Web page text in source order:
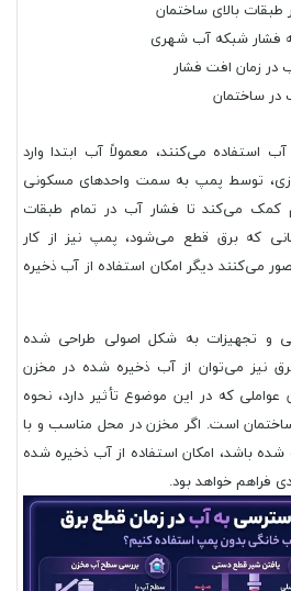
طبقات بالای ساختمان
فشار شبکه آب شهری
در زمان افت فشار
ساختمان
استفاده می‌کنند، معمولاً آب ابتدا وارد
توسط پمپ به سمت واحدهای مسکونی
می‌کند تا فشار آب در تمام طبقات
که برق قطع می‌شود، پمپ نیز از کار
می‌کنند دیگر امکان استفاده از آب ذخیره
و تجهیزات به شکل اصولی طراحی شده
نیز می‌توان از آب ذخیره شده در مخزن
که در این موضوع تأثیر دارد، نحوه
است. اگر مخزن در محل مناسب و با
باشد، امکان استفاده از آب ذخیره شده
فراهم خواهد بود.